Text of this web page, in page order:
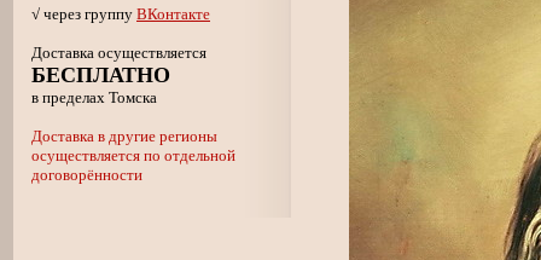
√ через группу ВКонтакте
Доставка осуществляется
БЕСПЛАТНО
в пределах Томска
Доставка в другие регионы
осуществляется по отдельной
договорённости